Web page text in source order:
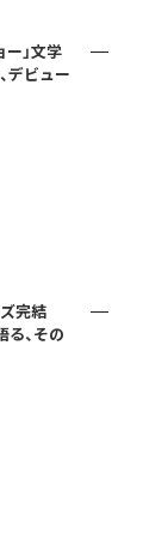
ー」文学
デビュー
完結
、その